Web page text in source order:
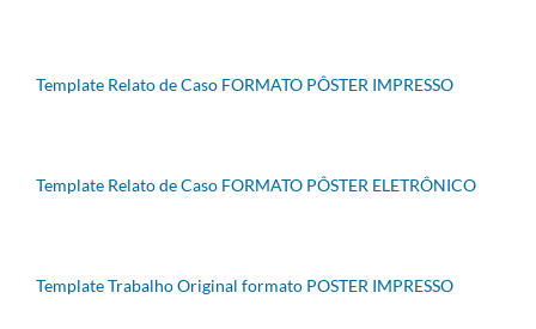
Template Relato de Caso FORMATO PÔSTER IMPRESSO
Template Relato de Caso FORMATO PÔSTER ELETRÔNICO
Template Trabalho Original formato POSTER IMPRESSO